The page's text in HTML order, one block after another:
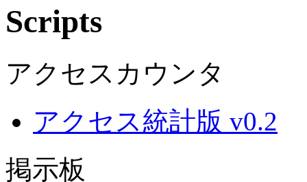
アクセスカウンタ
アクセス統計版 v0.2
掲示板